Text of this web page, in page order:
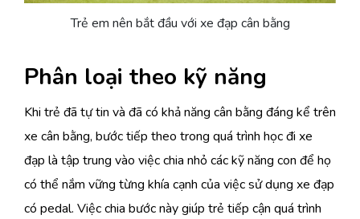
Trẻ em nên bắt đầu với xe đạp cân bằng
Phân loại theo kỹ năng
Khi trẻ đã tự tin và đã có khả năng cân bằng đáng kể trên
xe cân bằng, bước tiếp theo trong quá trình học đi xe
đạp là tập trung vào việc chia nhỏ các kỹ năng con để họ
có thể nắm vững từng khía cạnh của việc sử dụng xe đạp
có pedal. Việc chia bước này giúp trẻ tiếp cận quá trình